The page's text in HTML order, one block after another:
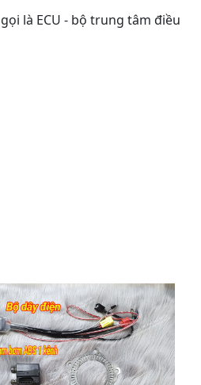
là ECU - bộ trung tâm điều